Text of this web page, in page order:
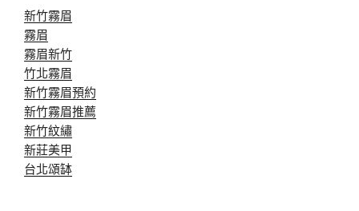
新竹霧眉
霧眉
霧眉新竹
竹北霧眉
新竹霧眉預約
新竹霧眉推薦
新竹紋繡
新莊美甲
台北頌缽